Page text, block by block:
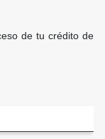
de tu crédito de